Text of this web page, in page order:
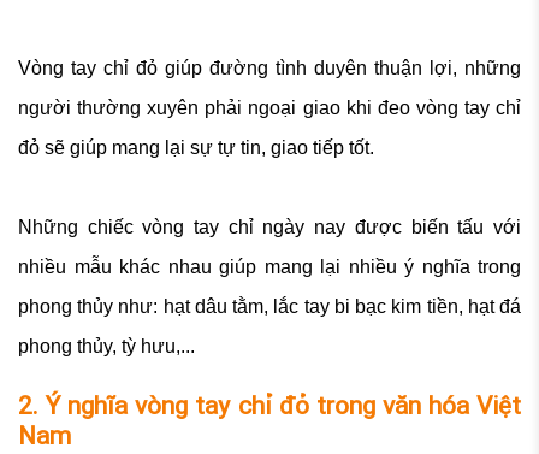
Vòng tay chỉ đỏ giúp đường tình duyên thuận lợi, những
người thường xuyên phải ngoại giao khi đeo vòng tay chỉ
đỏ sẽ giúp mang lại sự tự tin, giao tiếp tốt.
Những chiếc vòng tay chỉ ngày nay được biến tấu với
nhiều mẫu khác nhau giúp mang lại nhiều ý nghĩa trong
phong thủy như: hạt dâu tằm, lắc tay bi bạc kim tiền, hạt đá
phong thủy, tỳ hưu,...
2. Ý nghĩa vòng tay chỉ đỏ trong văn hóa Việt
Nam